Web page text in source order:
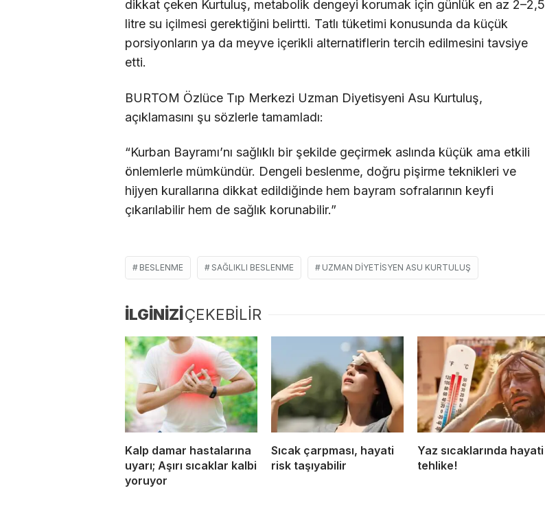
dikkat çeken Kurtuluş, metabolik dengeyi korumak için günlük en az 2–2,5
litre su içilmesi gerektiğini belirtti. Tatlı tüketimi konusunda da küçük
porsiyonların ya da meyve içerikli alternatiflerin tercih edilmesini tavsiye
etti.
BURTOM Özlüce Tıp Merkezi Uzman Diyetisyeni Asu Kurtuluş,
açıklamasını şu sözlerle tamamladı:
“Kurban Bayramı’nı sağlıklı bir şekilde geçirmek aslında küçük ama etkili
önlemlerle mümkündür. Dengeli beslenme, doğru pişirme teknikleri ve
hijyen kurallarına dikkat edildiğinde hem bayram sofralarının keyfi
çıkarılabilir hem de sağlık korunabilir.”
BESLENME SAĞLIKLI BESLENME UZMAN DIYETISYEN ASU KURTULUŞ
İLGİNİZİÇEKEBİLİR
Kalp damar hastalarına
uyarı; Aşırı sıcaklar kalbi
yoruyor
Sıcak çarpması, hayati
risk taşıyabilir
Yaz sıcaklarında hayati
tehlike!